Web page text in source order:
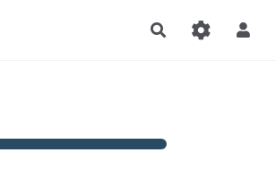
Rechercher